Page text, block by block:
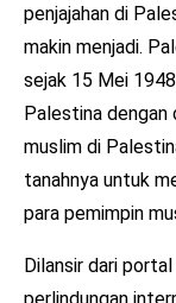
penjajahan di
makin menjadi.
sejak 15 Mei
Palestina dengan
muslim di
tanahnya untuk
para pemimpin
Dilansir dari